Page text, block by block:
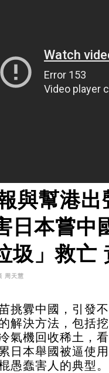
與幫港出
日本嘗中
圾」救亡
只有自首
周天慧
挑釁中國，引發
解決方法，包括
氣機回收稀土，
日本舉國被逼使
愚蠢害人的典型。